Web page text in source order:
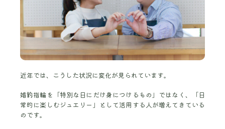
近年では、こうした状況に変化が見られています。
婚約指輪を「特別な日にだけ身につけるもの」ではなく、「日
常的に楽しむジュエリー」として活用する人が増えてきている
のです。